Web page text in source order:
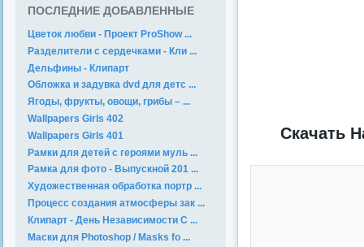
Скачать
ПОСЛЕДНИЕ ДОБАВЛЕННЫЕ
Цветок любви - Проект ProShow ...
Разделители с сердечками - Кли ...
Дельфины - Клипарт
Обложка и задувка dvd для детс ...
Ягоды, фрукты, овощи, грибы – ...
Wallpapers Girls 402
Wallpapers Girls 401
Рамки для детей с героями муль ...
Рамка для фото - Выпускной 201 ...
Художественная обработка портр ...
Процесс создания атмосферы зак ...
Клипарт - День Независимости С ...
Маски для Photoshop / Masks fo ...